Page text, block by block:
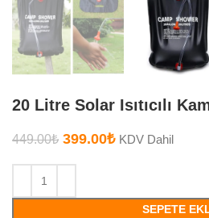
20 Litre Solar Isıtıcılı
449.00₺ 399.00₺ KDV Dahil
SEPETE